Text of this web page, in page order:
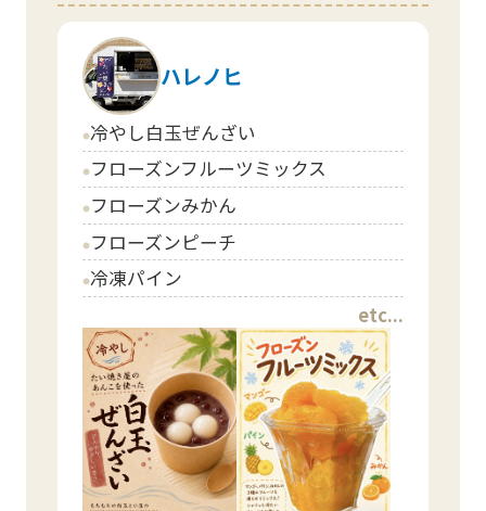
ハレノヒ
circle冷やし白玉ぜんざい
circle フローズンフルーツミックス
circle フローズンみかん
circle フローズンピーチ
circle冷凍パイン
etc...